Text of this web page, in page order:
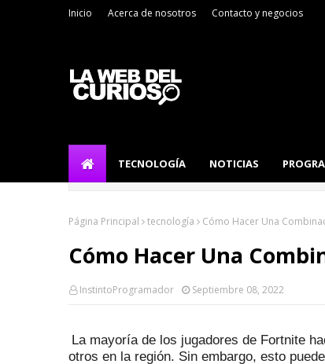
Inicio Acerca de nosotros Contacto y negocios
TECNOLOGÍA NOTICIAS
Página Principal tecnología Cómo Hacer Una
Cómo Hacer Una
InstintoProgramador Septiembre 08, 2022
La mayoría de los jugadores de Fortnite
otros en la región. Sin embargo, esto